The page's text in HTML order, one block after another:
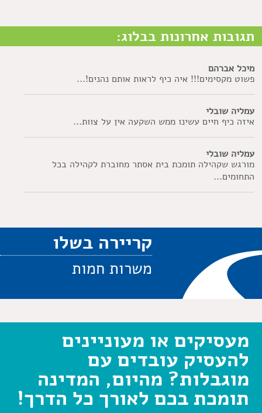
תגובות אחרונות בבלוג:
מיכל אברהם
פשוט מקסימים!!! איה כיף לראות אותם נהנים!...
עמליה שובלי
איזה כיף חיים עשינו ממש השקעה אין על צוות...
עמליה שובלי
מורגש שקהילה תומכת בית אסתר מחוברת לקהילה בכל
התחומים...
קריירה בשלו
משרות חמות
מעסיקים או מעוניינים
להעסיק עובדים עם
מוגבלות? מהיום, המדינה
תומכת בכם לאורך כל הדרך!